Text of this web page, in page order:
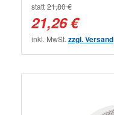
statt 21,80 €
21,26 €
inkl. MwSt. zzgl. Versand